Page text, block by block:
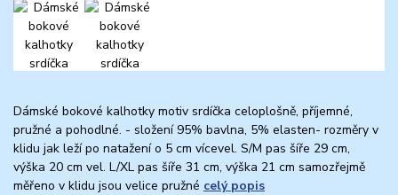
Dámské bokové kalhotky motiv srdíčka celoplošně, příjemné,
pružné a pohodlné. - složení 95% bavlna, 5% elasten- rozměry v
klidu jak leží po natažení o 5 cm vícevel. S/M pas šíře 29 cm,
výška 20 cm vel. L/XL pas šíře 31 cm, výška 21 cm samozřejmě
měřeno v klidu jsou velice pružné celý popis